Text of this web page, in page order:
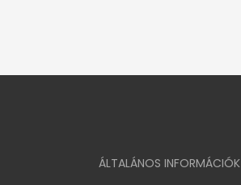
ÁLTALÁNOS INFORMÁCIÓK